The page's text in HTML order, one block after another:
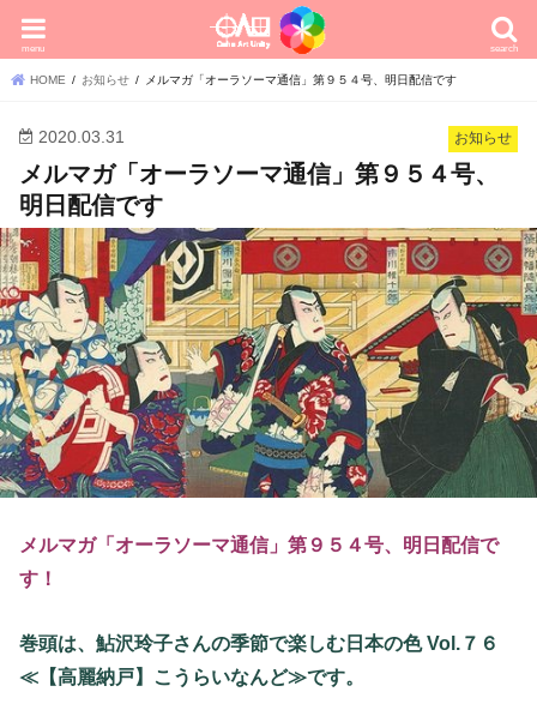
search
menu
HOME お知らせ メルマガ「オーラソーマ通信」第９５４号、明日配信です
お知らせ
2020.03.31
メルマガ「オーラソーマ通信」第９５４号、
明日配信です
メルマガ「オーラソーマ通信」第９５４号、明日配信で
す！
巻頭は、鮎沢玲子さんの季節で楽しむ日本の色 Vol.７６
≪【高麗納戸】こうらいなんど≫です。